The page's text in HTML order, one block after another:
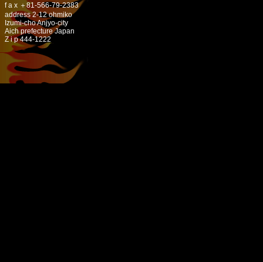
f a x ＋81-566-79-2383
address 2-12 ohmiko
Izumi-cho Anjyo-city
Aich prefecture Japan
Z i p 444-1222